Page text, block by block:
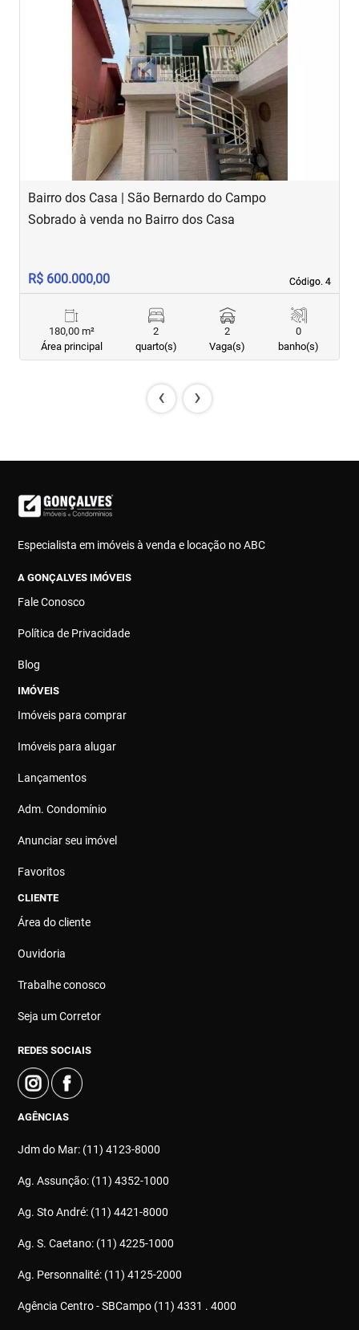
Previous
Bairro dos Casa | São Bernardo do Campo
Código. 4
Código. 4
Sobrado à venda no Bairro dos Casa
R$ 600.000,00
180,00 m²
Área principal
2
quarto(s)
2
Vaga(s)
0
banho(s)
‹ ›
Especialista em imóveis à venda e locação no ABC
A GONÇALVES IMÓVEIS
Fale Conosco
Política de Privacidade
Blog
IMÓVEIS
Imóveis para comprar
Imóveis para alugar
Lançamentos
Adm. Condomínio
Anunciar seu imóvel
Favoritos
CLIENTE
Área do cliente
Ouvidoria
Trabalhe conosco
Seja um Corretor
REDES SOCIAIS
AGÊNCIAS
Jdm do Mar: (11) 4123-8000
Ag. Assunção: (11) 4352-1000
Ag. Sto André: (11) 4421-8000
Ag. S. Caetano: (11) 4225-1000
Ag. Personnalité: (11) 4125-2000
Agência Centro - SBCampo (11) 4331 . 4000